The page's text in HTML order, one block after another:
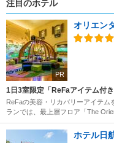
注目のホテル
PR
オリエン
1日3室限定「ReFaアイテム付
ReFaの美容・リカバリーアイテ
ランでは、最上層フロア「The
ホテル日